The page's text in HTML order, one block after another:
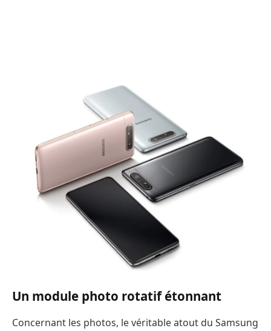
Un module photo rotatif étonnant
Concernant les photos, le véritable atout du Samsung